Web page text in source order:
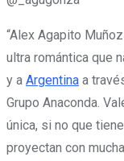
“Alex Agapito
ultra romántica que
y a Argentina a
Grupo Anaconda.
única, si no que
proyectan con